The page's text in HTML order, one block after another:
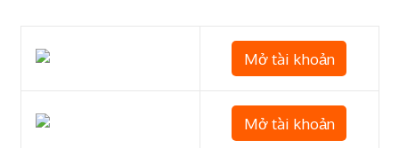
Mở tài khoản
Mở tài khoản